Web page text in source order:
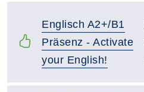
Englisch A2+/B1
Präsenz - Activate
your English!